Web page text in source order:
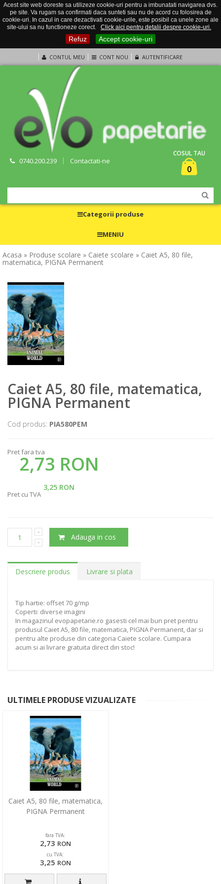
Acest site web doreste sa utilizeze cookie-uri pentru a imbunatati navigarea dvs.
pe site. Va rugam sa confirmati daca sunteti sau nu de acord cu folosirea de
cookie-uri. In cazul in care dezactivati cookie-urile, este posibil ca unele zone ale
site-ului sa nu functioneze corect.
Click aici pentru detalii despre cookie-uri.
Refuz Accept cookie-uri
CONTUL MEU CONT NOU AUTENTIFICARE
0740.200.239 Contactati-ne
COSUL TAU
0
Categorii produse
MENIU
Acasa » Produse scolare » Caiete scolare » Caiet A5, 80 file,
matematica, PIGNA Permanent
Caiet A5, 80 file, matematica,
PIGNA Permanent
Cod produs: PIA580PEM
Pret fara tva
2,73 RON
3,25 RON
Pret cu TVA
Adauga in cos
Descriere produs Livrare si plata
Tip hartie: offset 70 g/mp
Coperti: diverse imagini
In magazinul evopapetarie.ro gasesti cel mai bun pret pentru
produsul Caiet A5, 80 file, matematica, PIGNA Permanent, dar si
pentru alte produse din categoria Caiete scolare. Cumpara
acum si ai livrare gratuita direct din stoc!
ULTIMELE PRODUSE VIZUALIZATE
Caiet A5, 80 file, matematica,
PIGNA Permanent
fara TVA:
2,73 RON
cu TVA:
3,25 RON